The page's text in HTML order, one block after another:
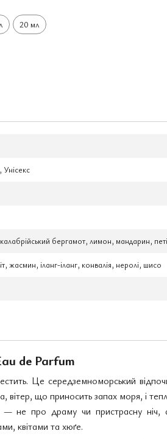
20 мл
Унісекс
бергамот, лимон, мандарин,
жасмин, іланг-іланг, конвалія, неролі, шисо
de Parfum
Це середземноморський
що приносить запах моря, і
не про драму чи пристрасну ніч,
квітами та хюґе.